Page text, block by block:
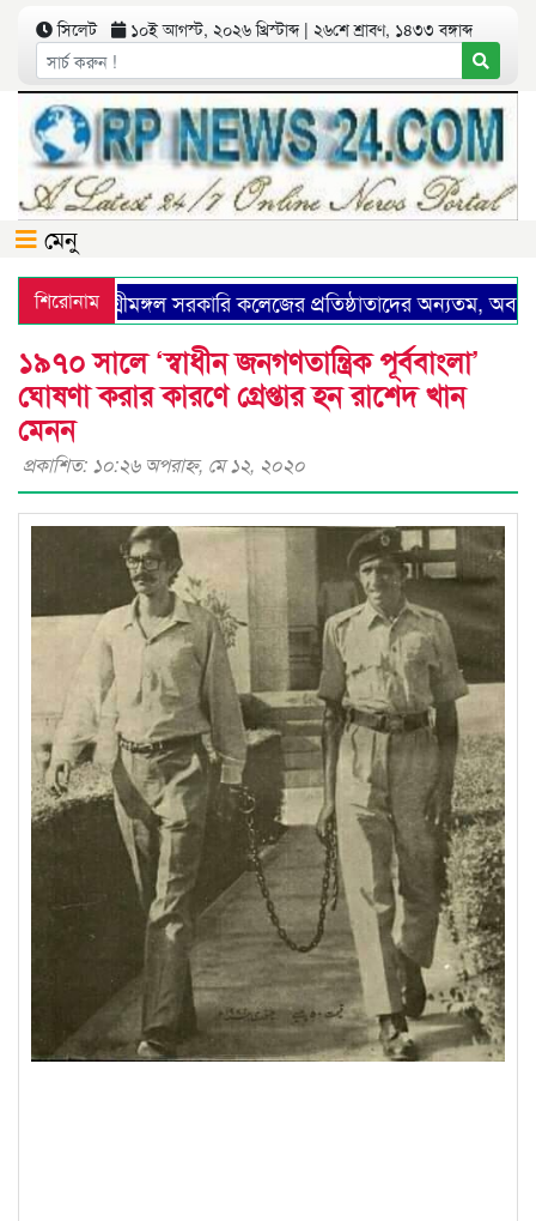
সিলেট ১০ই আগস্ট, ২০২৬ খ্রিস্টাব্দ | ২৬শে শ্রাবণ, ১৪৩৩ বঙ্গাব্দ
মেনু
শিরোনামশ্রীমঙ্গল সরকারি কলেজের প্রতিষ্ঠাতাদের অন্যতম,
১৯৭০ সালে ‘স্বাধীন জনগণতান্ত্রিক পূর্ববাংলা’
ঘোষণা করার কারণে গ্রেপ্তার হন রাশেদ খান
মেনন
প্রকাশিত: ১০:২৬ অপরাহ্ণ, মে ১২, ২০২০